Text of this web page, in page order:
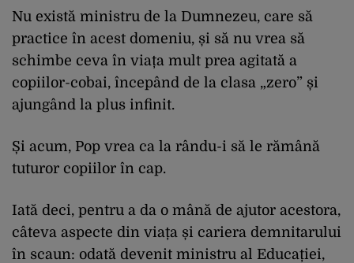
Nu există ministru de la Dumnezeu, care să
practice în acest domeniu, și să nu vrea să
schimbe ceva în viața mult prea agitată a
copiilor-cobai, începând de la clasa „zero” și
ajungând la plus infinit.
Și acum, Pop vrea ca la rându-i să le rămână
tuturor copiilor în cap.
Iată deci, pentru a da o mână de ajutor acestora,
câteva aspecte din viața și cariera demnitarului
în scaun: odată devenit ministru al Educației,